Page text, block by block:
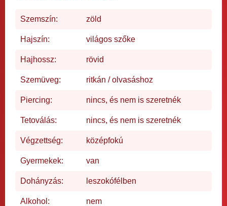
Szemszín: zöld
Hajszín: világos szőke
Hajhossz: rövid
Szemüveg: ritkán / olvasáshoz
Piercing: nincs, és nem is szeretnék
Tetoválás: nincs, és nem is szeretnék
Végzettség: középfokú
Gyermekek: van
Dohányzás: leszokófélben
Alkohol: nem